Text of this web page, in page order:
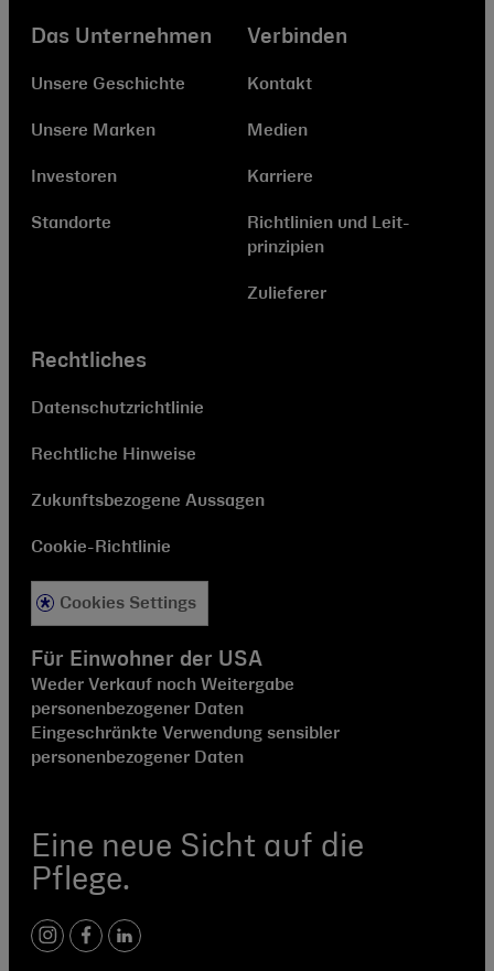
Eine neue Sicht auf die
Pflege.
Instagram
Facebook
LinkedIn
Das Unternehmen
Unsere Geschichte
Unsere Marken
Investoren
Standorte
Verbinden
Kontakt
Medien
Karriere
Richtlinien und Leit­
prinzipien
Zulieferer
Rechtliches
Datenschutzrichtlinie
Rechtliche Hinweise
Zukunftsbezogene Aussagen
Cookie-Richtlinie
Cookies Settings
Für Einwohner der USA
Weder Verkauf noch Weitergabe
personenbezogener Daten
Eingeschränkte Verwendung sensibler
personenbezogener Daten